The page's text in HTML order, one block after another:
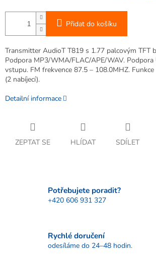
Přidat do košíku
Transmitter AudioT T819 s 1.77 palcovým TFT
Podpora MP3/WMA/FLAC/APE/WAV.
vstupu. FM frekvence 87.5 – 108.0MHZ.
(2 nabíjecí).
Detailní informace
ZEPTAT SE HLÍDAT SDÍLET
Potřebujete poradit?
+420 606 931 327
Rychlé doručení
odesíláme do 24–48 hodin.